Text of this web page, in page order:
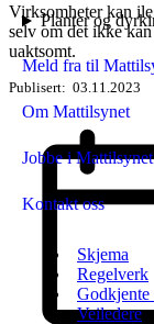
Planter og
Meld fra til
Om Mattilsynet
Jobbe i Mattilsynet
Kontakt oss
Skjema
Regelverk
Godkjente
Veiledere
Virksomheter kan
selv om det ikke
uaktsomt.
Publisert 03.11.2023